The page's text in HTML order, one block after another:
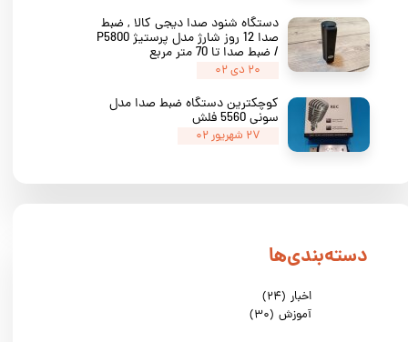
دستگاه شنود صدا دیجی کالا , ضبط
صدا 12 روز شارژ مدل پرستیژ P5800
/ ضبط صدا تا 70 متر مربع
۲۰ دی ۰۲
کوچکترین دستگاه ضبط صدا مدل
سونی 5560 فلش
۲۷ شهریور ۰۲
دسته‌بندی‌ها
اخبار (۲۴)
آموزش (۳۰)